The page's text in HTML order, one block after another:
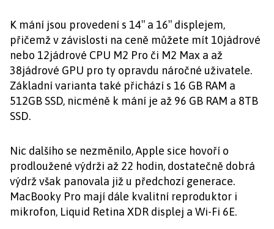
K mání jsou provedení s 14″ a 16″ displejem,
přičemž v závislosti na ceně můžete mít 10jádrové
nebo 12jádrové CPU M2 Pro či M2 Max a až
38jádrové GPU pro ty opravdu náročné uživatele.
Základní varianta také přichází s 16 GB RAM a
512GB SSD, nicméně k mání je až 96 GB RAM a 8TB
SSD.
Nic dalšího se nezměnilo, Apple sice hovoří o
prodloužené výdrži až 22 hodin, dostatečně dobrá
výdrž však panovala již u předchozí generace.
MacBooky Pro mají dále kvalitní reproduktor i
mikrofon, Liquid Retina XDR displej a Wi-Fi 6E.